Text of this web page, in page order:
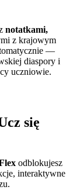
notatkami,
z krajowym
—
diaspory i
uczniowie.
się
odblokujesz
interaktywne